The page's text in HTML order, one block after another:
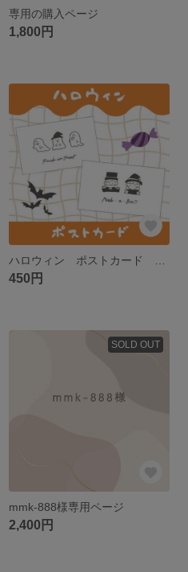
専用の購入ページ
1,800円
450円
SOLD OUT
mmk-888様専用ページ
2,400円